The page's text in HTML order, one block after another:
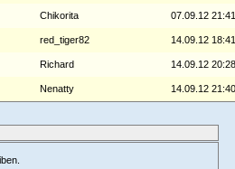
Chikorita 07.09.12 21:41
red_tiger82 14.09.12 18:41
Richard 14.09.12 20:28
Nenatty 14.09.12 21:40